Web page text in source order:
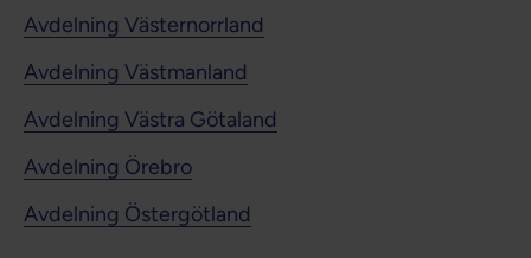
Avdelning Västernorrland
Avdelning Västmanland
Avdelning Västra Götaland
Avdelning Örebro
Avdelning Östergötland